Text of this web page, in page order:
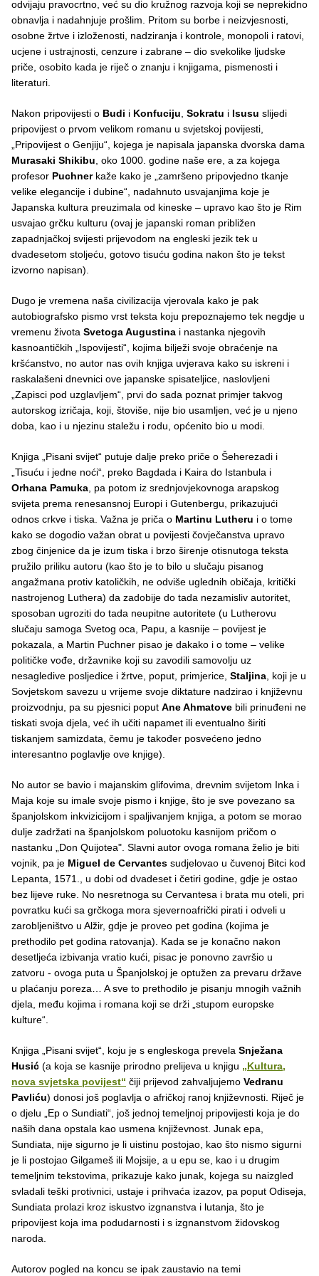
odvijaju pravocrtno, već su dio kružnog razvoja koji se neprekidno
obnavlja i nadahnjuje prošlim. Pritom su borbe i neizvjesnosti,
osobne žrtve i izloženosti, nadziranja i kontrole, monopoli i ratovi,
ucjene i ustrajnosti, cenzure i zabrane – dio svekolike ljudske
priče, osobito kada je riječ o znanju i knjigama, pismenosti i
literaturi.
Nakon pripovijesti o Budi i Konfuciju Sokratu i Isusu slijedi
pripovijest o prvom velikom romanu u svjetskoj povijesti,
„Pripovijest o Genjiju“, kojega je napisala japanska dvorska dama
Murasaki Shikibu , oko 1000. godine naše ere, a za kojega
profesor Puchner kaže kako je „zamršeno pripovjedno tkanje
velike elegancije i dubine“, nadahnuto usvajanjima koje je
Japanska kultura preuzimala od kineske – upravo kao što je Rim
usvajao grčku kulturu (ovaj je japanski roman približen
zapadnjačkoj svijesti prijevodom na engleski jezik tek u
dvadesetom stoljeću, gotovo tisuću godina nakon što je tekst
izvorno napisan).
Dugo je vremena naša civilizacija vjerovala kako je pak
autobiografsko pismo vrst teksta koju prepoznajemo tek negdje u
vremenu života Svetoga Augustina i nastanka njegovih
kasnoantičkih „Ispovijesti“, kojima bilježi svoje obraćenje na
kršćanstvo, no autor nas ovih knjiga uvjerava kako su iskreni i
raskalašeni dnevnici ove japanske spisateljice, naslovljeni
„Zapisci pod uzglavljem“, prvi do sada poznat primjer takvog
autorskog izričaja, koji, štoviše, nije bio usamljen, već je u njeno
doba, kao i u njezinu staležu i rodu, općenito bio u modi.
Knjiga „Pisani svijet“ putuje dalje preko priče o Šeherezadi i
„Tisuću i jedne noći“, preko Bagdada i Kaira do Istanbula i
Orhana Pamuka , pa potom iz srednjovjekovnoga arapskog
svijeta prema renesansnoj Europi i Gutenbergu, prikazujući
odnos crkve i tiska. Važna je priča o Martinu Lutheru i o tome
kako se dogodio važan obrat u povijesti čovječanstva upravo
zbog činjenice da je izum tiska i brzo širenje otisnutoga teksta
pružilo priliku autoru (kao što je to bilo u slučaju pisanog
angažmana protiv katoličkih, ne odviše uglednih običaja, kritički
nastrojenog Luthera) da zadobije do tada nezamisliv autoritet,
sposoban ugroziti do tada neupitne autoritete (u Lutherovu
slučaju samoga Svetog oca, Papu, a kasnije – povijest je
pokazala, a Martin Puchner pisao je dakako i o tome – velike
političke vođe, državnike koji su zavodili samovolju uz
nesagledive posljedice i žrtve, poput, primjerice, Staljina , koji je u
Sovjetskom savezu u vrijeme svoje diktature nadzirao i književnu
proizvodnju, pa su pjesnici poput Ane Ahmatove bili prinuđeni ne
tiskati svoja djela, već ih učiti napamet ili eventualno širiti
tiskanjem samizdata, čemu je također posvećeno jedno
interesantno poglavlje ove knjige).
No autor se bavio i majanskim glifovima, drevnim svijetom Inka i
Maja koje su imale svoje pismo i knjige, što je sve povezano sa
španjolskom inkvizicijom i spaljivanjem knjiga, a potom se morao
dulje zadržati na španjolskom poluotoku kasnijom pričom o
nastanku „Don Quijotea". Slavni autor ovoga romana želio je biti
vojnik, pa je Miguel de Cervantes sudjelovao u čuvenoj Bitci kod
Lepanta, 1571., u dobi od dvadeset i četiri godine, gdje je ostao
bez lijeve ruke. No nesretnoga su Cervantesa i brata mu oteli, pri
povratku kući sa grčkoga mora sjevernoafrički pirati i odveli u
zarobljeništvo u Alžir, gdje je proveo pet godina (kojima je
prethodilo pet godina ratovanja). Kada se je konačno nakon
desetljeća izbivanja vratio kući, pisac je ponovno završio u
zatvoru - ovoga puta u Španjolskoj je optužen za prevaru države
u plaćanju poreza… A sve to prethodilo je pisanju mnogih važnih
djela, među kojima i romana koji se drži „stupom europske
kulture“.
Knjiga „Pisani svijet“, koju je s engleskoga prevela Snježana
Husić (a koja se kasnije prirodno prelijeva u knjigu „Kultura,
nova svjetska povijest“ čiji prijevod zahvaljujemo Vedranu
Pavliću) donosi još poglavlja o afričkoj ranoj književnosti. Riječ je
o djelu „Ep o Sundiati“, još jednoj temeljnoj pripovijesti koja je do
naših dana opstala kao usmena književnost. Junak epa,
Sundiata, nije sigurno je li uistinu postojao, kao što nismo sigurni
je li postojao Gilgameš ili Mojsije, a u epu se, kao i u drugim
temeljnim tekstovima, prikazuje kako junak, kojega su naizgled
svladali teški protivnici, ustaje i prihvaća izazov, pa poput Odiseja,
Sundiata prolazi kroz iskustvo izgnanstva i lutanja, što je
pripovijest koja ima podudarnosti i s izgnanstvom židovskog
naroda.
Autorov pogled na koncu se ipak zaustavio na temi